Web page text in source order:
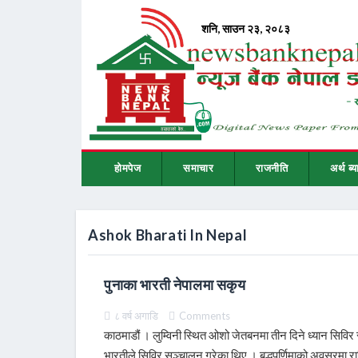
होमपेज समाचार राजनीति अर्थ
Ashok Bharati In Nepal
पुनाका भारती नेपालमा सकृय
८ वर्ष अगाडि Comments
काठमाडौं । लुम्विनी स्थित ओशो जेतबनमा तीन दिने ध्यान
भारतीले सिविर सञ्चालन गरेका थिए । बुद्धपूर्णिमाको अवसरमा